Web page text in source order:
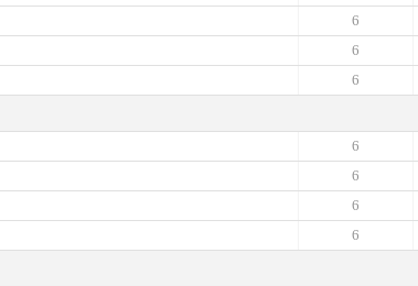
6
6
6
6
6
6
6